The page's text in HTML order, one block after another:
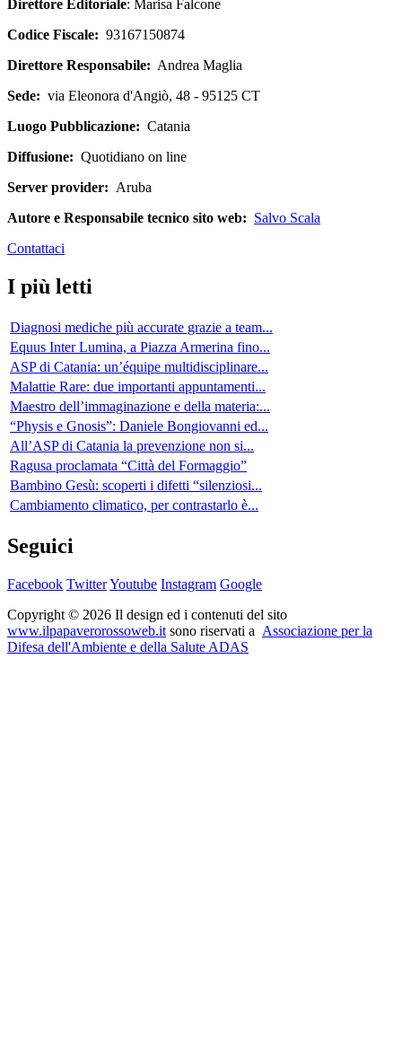
Direttore Editoriale: Marisa Falcone
Codice Fiscale: 93167150874
Direttore Responsabile: Andrea Maglia
Sede: via Eleonora d'Angiò, 48 - 95125 CT
Luogo Pubblicazione: Catania
Diffusione: Quotidiano on line
Server provider: Aruba
Autore e Responsabile tecnico sito web: Salvo Scala
Contattaci
I più letti
Diagnosi mediche più accurate grazie a team...
Equus Inter Lumina, a Piazza Armerina fino...
ASP di Catania: un’équipe multidisciplinare...
Malattie Rare: due importanti appuntamenti...
Maestro dell’immaginazione e della materia:...
“Physis e Gnosis”: Daniele Bongiovanni ed...
All’ASP di Catania la prevenzione non si...
Ragusa proclamata “Città del Formaggio”
Bambino Gesù: scoperti i difetti “silenziosi...
Cambiamento climatico, per contrastarlo è...
Seguici
Facebook TwitterYoutube Instagram Google
Copyright © 2026 Il design ed i contenuti del sito
www.ilpapaverorossoweb.it sono riservati a Associazione per la
Difesa dell'Ambiente e della Salute ADAS